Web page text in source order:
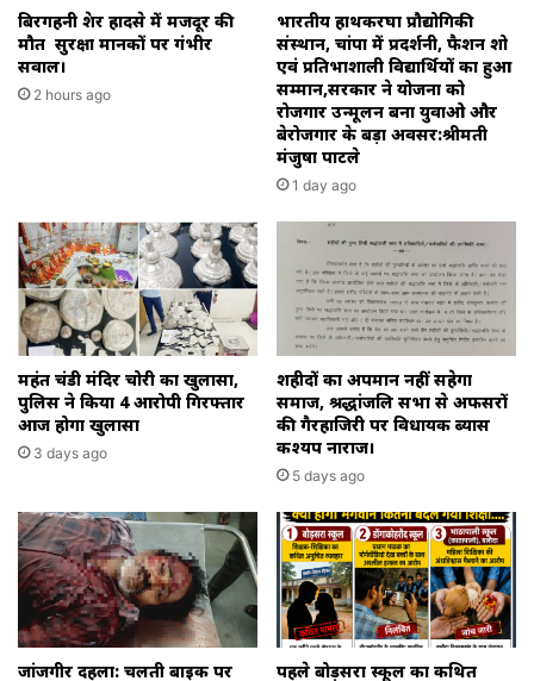
बिरगहनी क्रेशर हादसे में मजदूर की
मौत सुरक्षा मानकों पर गंभीर
सवाल।
2 hours ago
भारतीय हाथकरघा प्रौद्योगिकी
संस्थान, चांपा में प्रदर्शनी, फैशन शो
एवं प्रतिभाशाली विद्यार्थियों का हुआ
सम्मान,सरकार ने योजना को
रोजगार उन्मूलन बना युवाओ और
बेरोजगार के बड़ा अवसर:श्रीमती
मंजुषा पाटले
1 day ago
महंत चंडी मंदिर चोरी का खुलासा,
पुलिस ने किया 4 आरोपी गिरफ्तार
आज होगा खुलासा
3 days ago
शहीदों का अपमान नहीं सहेगा
समाज, श्रद्धांजलि सभा से अफसरों
की गैरहाजिरी पर विधायक ब्यास
कश्यप नाराज।
5 days ago
जांजगीर दहला: चलती बाइक पर
पहले बोड़सरा स्कूल का कथित